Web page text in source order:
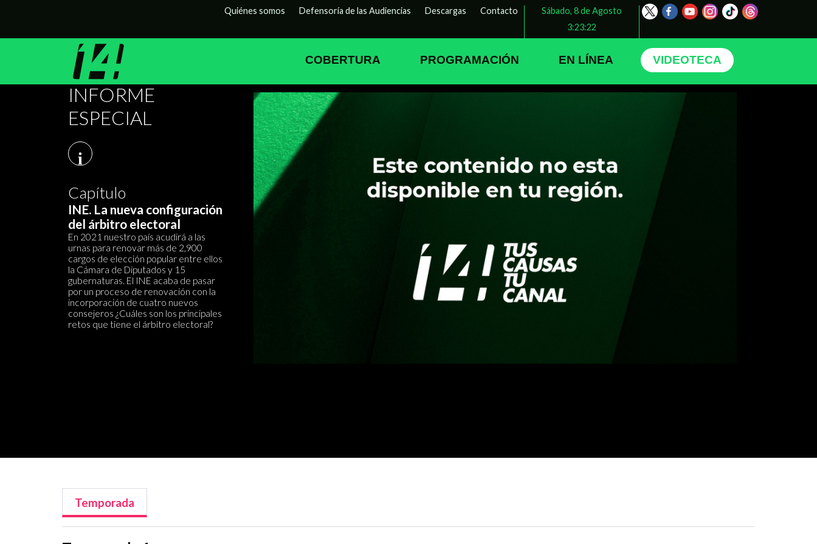
Quiénes somos Defensoría de las Audiencias Descargas Contacto
Sábado, 8 de Agosto
3:23:25
COBERTURA PROGRAMACIÓN EN LÍNEA VIDEOTECA
INFORME
ESPECIAL
i
Capítulo
INE. La nueva configuración
del árbitro electoral
En 2021 nuestro país acudirá a las
urnas para renovar más de 2,900
cargos de elección popular entre ellos
la Cámara de Diputados y 15
gubernaturas. El INE acaba de pasar
por un proceso de renovación con la
incorporación de cuatro nuevos
consejeros ¿Cuáles son los principales
retos que tiene el árbitro electoral?
Temporada